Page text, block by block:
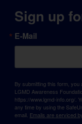
Sign up
E-Mail
By submitting this form,
LGMD Awareness
https://www.lgmd-info.org/.
any time by using the
email. Emails are serviced